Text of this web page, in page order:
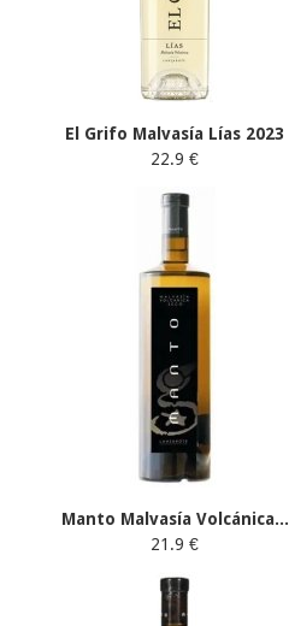
El Grifo Malvasía Lías 2023
22.9 €
Manto Malvasía Volcánica...
21.9 €